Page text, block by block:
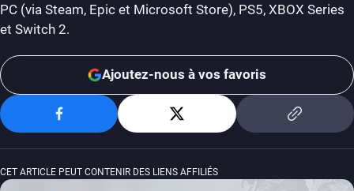
PC (via Steam, Epic et Microsoft Store), PS5, XBOX Series
et Switch 2.
Ajoutez-nous à vos favoris
CET ARTICLE PEUT CONTENIR DES LIENS AFFILIÉS